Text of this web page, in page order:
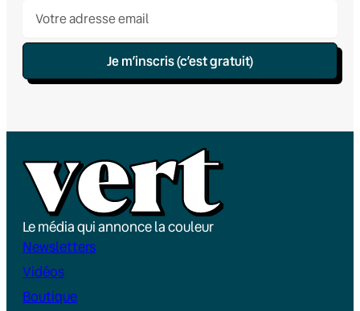
Je m’inscris (c’est gratuit)
Le média qui annonce la couleur
Newsletters
Vidéos
Boutique